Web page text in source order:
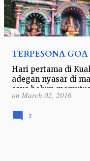
TERPESONA GOA
Hari pertama di
adegan nyasar di
saya belum
hari itu. Namun saat
on March 02, 2016
2